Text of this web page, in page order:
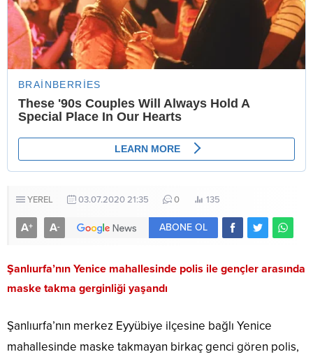
YEREL 03.07.2020 21:35 0 135
A+ A- ABONE OL
Şanlıurfa’nın Yenice mahallesinde polis ile gençler arasında
maske takma gerginliği yaşandı
Şanlıurfa’nın merkez Eyyübiye ilçesine bağlı Yenice
mahallesinde maske takmayan birkaç genci gören polis,